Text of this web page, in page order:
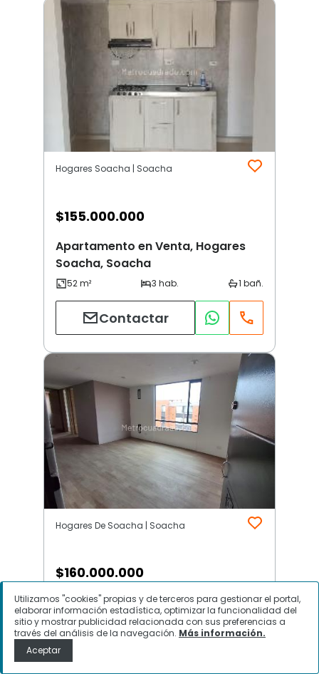
Hogares Soacha | Soacha
$155.000.000
Apartamento en Venta, Hogares
Soacha, Soacha
Contactar
Hogares De Soacha | Soacha
$160.000.000
Apartamento en Venta, Hogares
De Soacha, Soacha
Utilizamos "cookies" propias y de terceros para gestionar el portal,
elaborar información estadística, optimizar la funcionalidad del
sitio y mostrar publicidad relacionada con sus preferencias a
través del análisis de la navegación. Más información.
Aceptar